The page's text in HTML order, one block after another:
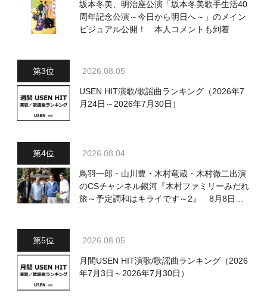
坂本冬美、明治座公演「坂本冬美歌手生活40
周年記念公演～今日から明日へ～」のメイン
ビジュアル公開！ 本人コメントも到着
2026.08.05
USEN HIT演歌/歌謡曲ランキング（2026年7
月24日～2026年7月30日）
2026.08.04
鳥羽一郎・山川豊・木村竜蔵・木村徹二出演
のCSチャンネル銀河『木村ファミリーみだれ
旅～予定調和はキライです～2』 8月8日
2026.08.05
月間USEN HIT演歌/歌謡曲ランキング（2026
年7月3日～2026年7月30日）